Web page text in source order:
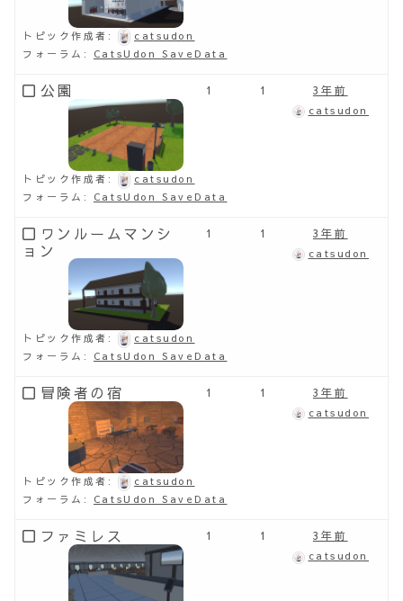
トピック作成者:
catsudon
フォーラム: CatsUdon SaveData
公園
トピック作成者:
catsudon
フォーラム: CatsUdon SaveData
1 1 3年前
catsudon
ワンルームマンシ
ョン
トピック作成者:
catsudon
フォーラム: CatsUdon SaveData
1 1 3年前
catsudon
冒険者の宿
トピック作成者:
catsudon
フォーラム: CatsUdon SaveData
1 1 3年前
catsudon
ファミレス 1 1 3年前
catsudon